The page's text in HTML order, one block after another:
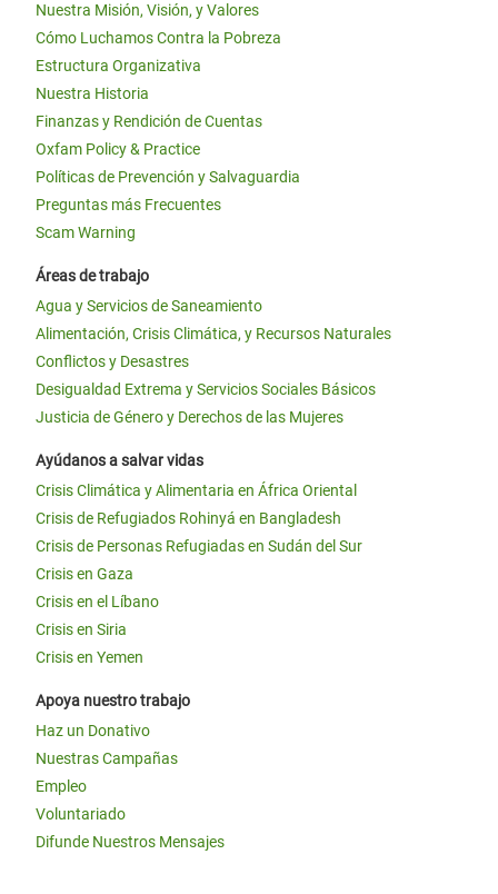
Nuestra Misión, Visión, y Valores
Cómo Luchamos Contra la Pobreza
Estructura Organizativa
Nuestra Historia
Finanzas y Rendición de Cuentas
Oxfam Policy & Practice
Políticas de Prevención y Salvaguardia
Preguntas más Frecuentes
Scam Warning
Áreas de trabajo
Agua y Servicios de Saneamiento
Alimentación, Crisis Climática, y Recursos Naturales
Conflictos y Desastres
Desigualdad Extrema y Servicios Sociales Básicos
Justicia de Género y Derechos de las Mujeres
Ayúdanos a salvar vidas
Crisis Climática y Alimentaria en África Oriental
Crisis de Refugiados Rohinyá en Bangladesh
Crisis de Personas Refugiadas en Sudán del Sur
Crisis en Gaza
Crisis en el Líbano
Crisis en Siria
Crisis en Yemen
Apoya nuestro trabajo
Haz un Donativo
Nuestras Campañas
Empleo
Voluntariado
Difunde Nuestros Mensajes